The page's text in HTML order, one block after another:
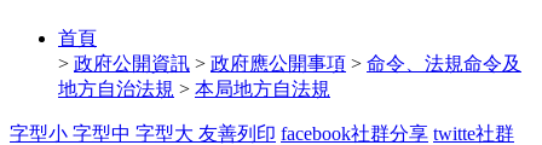
首頁
> 政府公開資訊 > 政府應公開事項 > 命令、法規命令及
地方自治法規 > 本局地方自法規
字型小 字型中 字型大 友善列印 facebook社群分享 twitte社群